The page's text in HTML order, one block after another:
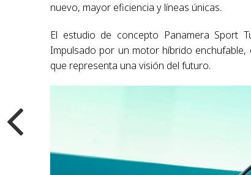
nuevo, mayor eficiencia y líneas únicas.
El estudio de concepto Panamera Sport
Impulsado por un motor híbrido
que representa una visión del futuro.